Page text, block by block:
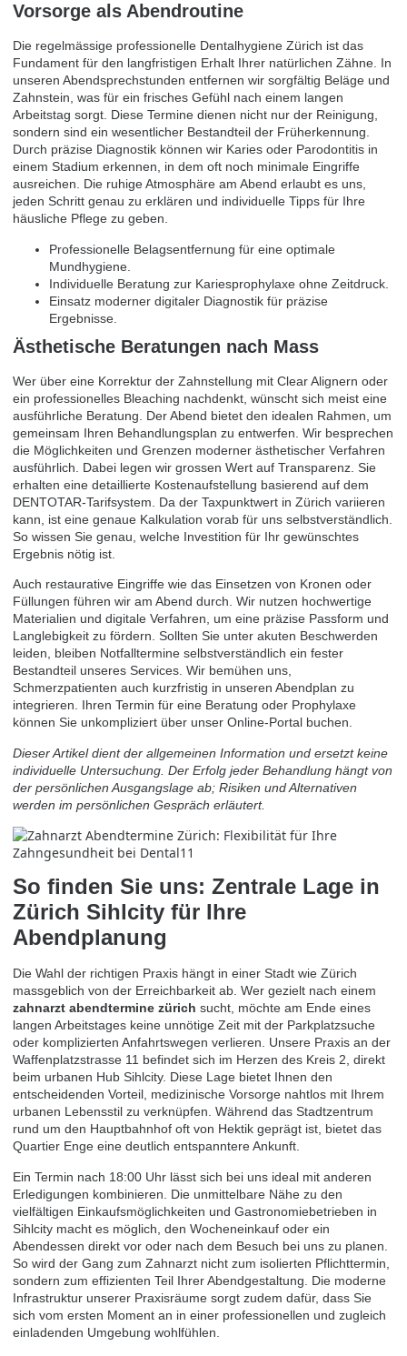
Vorsorge als Abendroutine
Die regelmässige professionelle Dentalhygiene Zürich ist das
Fundament für den langfristigen Erhalt Ihrer natürlichen Zähne. In
unseren Abendsprechstunden entfernen wir sorgfältig Beläge und
Zahnstein, was für ein frisches Gefühl nach einem langen
Arbeitstag sorgt. Diese Termine dienen nicht nur der Reinigung,
sondern sind ein wesentlicher Bestandteil der Früherkennung.
Durch präzise Diagnostik können wir Karies oder Parodontitis in
einem Stadium erkennen, in dem oft noch minimale Eingriffe
ausreichen. Die ruhige Atmosphäre am Abend erlaubt es uns,
jeden Schritt genau zu erklären und individuelle Tipps für Ihre
häusliche Pflege zu geben.
Professionelle Belagsentfernung für eine optimale
Mundhygiene.
Individuelle Beratung zur Kariesprophylaxe ohne Zeitdruck.
Einsatz moderner digitaler Diagnostik für präzise
Ergebnisse.
Ästhetische Beratungen nach Mass
Wer über eine Korrektur der Zahnstellung mit Clear Alignern oder
ein professionelles Bleaching nachdenkt, wünscht sich meist eine
ausführliche Beratung. Der Abend bietet den idealen Rahmen, um
gemeinsam Ihren Behandlungsplan zu entwerfen. Wir besprechen
die Möglichkeiten und Grenzen moderner ästhetischer Verfahren
ausführlich. Dabei legen wir grossen Wert auf Transparenz. Sie
erhalten eine detaillierte Kostenaufstellung basierend auf dem
DENTOTAR-Tarifsystem. Da der Taxpunktwert in Zürich variieren
kann, ist eine genaue Kalkulation vorab für uns selbstverständlich.
So wissen Sie genau, welche Investition für Ihr gewünschtes
Ergebnis nötig ist.
Auch restaurative Eingriffe wie das Einsetzen von Kronen oder
Füllungen führen wir am Abend durch. Wir nutzen hochwertige
Materialien und digitale Verfahren, um eine präzise Passform und
Langlebigkeit zu fördern. Sollten Sie unter akuten Beschwerden
leiden, bleiben Notfalltermine selbstverständlich ein fester
Bestandteil unseres Services. Wir bemühen uns,
Schmerzpatienten auch kurzfristig in unseren Abendplan zu
integrieren. Ihren Termin für eine Beratung oder Prophylaxe
können Sie unkompliziert über unser Online-Portal buchen.
Dieser Artikel dient der allgemeinen Information und ersetzt keine
individuelle Untersuchung. Der Erfolg jeder Behandlung hängt von
der persönlichen Ausgangslage ab; Risiken und Alternativen
werden im persönlichen Gespräch erläutert.
So finden Sie uns: Zentrale Lage in
Zürich Sihlcity für Ihre
Abendplanung
Die Wahl der richtigen Praxis hängt in einer Stadt wie Zürich
massgeblich von der Erreichbarkeit ab. Wer gezielt nach einem
zahnarzt abendtermine zürich sucht, möchte am Ende eines
langen Arbeitstages keine unnötige Zeit mit der Parkplatzsuche
oder komplizierten Anfahrtswegen verlieren. Unsere Praxis an der
Waffenplatzstrasse 11 befindet sich im Herzen des Kreis 2, direkt
beim urbanen Hub Sihlcity. Diese Lage bietet Ihnen den
entscheidenden Vorteil, medizinische Vorsorge nahtlos mit Ihrem
urbanen Lebensstil zu verknüpfen. Während das Stadtzentrum
rund um den Hauptbahnhof oft von Hektik geprägt ist, bietet das
Quartier Enge eine deutlich entspanntere Ankunft.
Ein Termin nach 18:00 Uhr lässt sich bei uns ideal mit anderen
Erledigungen kombinieren. Die unmittelbare Nähe zu den
vielfältigen Einkaufsmöglichkeiten und Gastronomiebetrieben in
Sihlcity macht es möglich, den Wocheneinkauf oder ein
Abendessen direkt vor oder nach dem Besuch bei uns zu planen.
So wird der Gang zum Zahnarzt nicht zum isolierten Pflichttermin,
sondern zum effizienten Teil Ihrer Abendgestaltung. Die moderne
Infrastruktur unserer Praxisräume sorgt zudem dafür, dass Sie
sich vom ersten Moment an in einer professionellen und zugleich
einladenden Umgebung wohlfühlen.